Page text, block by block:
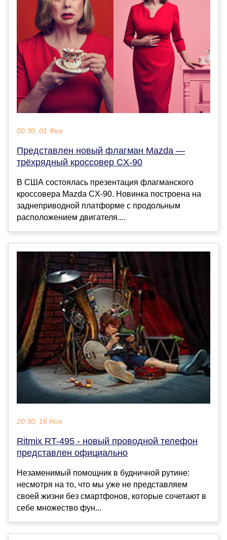
00:30, 01 Фев
Представлен новый флагман Mazda —
трёхрядный кроссовер CX-90
В США состоялась презентация флагманского
кроссовера Mazda CX-90. Новинка построена на
заднеприводной платформе с продольным
расположением двигателя....
20:30, 16 Ноя
Ritmix RT-495 - новый проводной телефон
представлен официально
Незаменимый помощник в будничной рутине:
несмотря на то, что мы уже не представляем
своей жизни без смартфонов, которые сочетают в
себе множество фун...